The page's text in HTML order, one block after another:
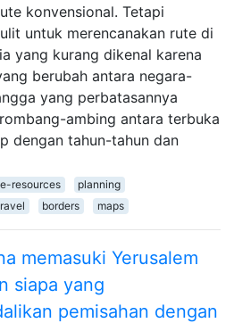
konvensional. Tetapi
untuk merencanakan rute di
yang kurang dikenal karena
berubah antara negara-
yang perbatasannya
ambing antara terbuka
dengan tahun-tahun dan
resources
planning
borders maps
memasuki Yerusalem
siapa yang
pemisahan dengan